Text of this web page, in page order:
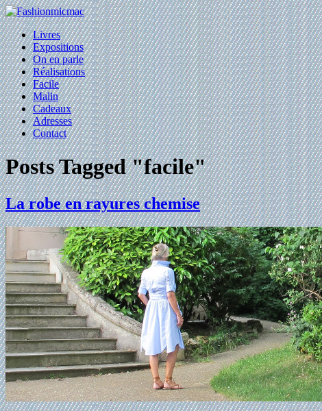
Livres
Expositions
On en parle
Réalisations
Facile
Malin
Cadeaux
Adresses
Contact
Posts Tagged "facile"
La robe en rayures chemise